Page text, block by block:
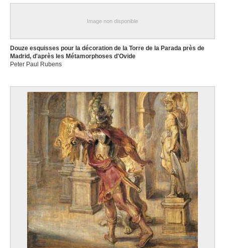
Image non disponible
Douze esquisses pour la décoration de la Torre de la Parada près de
Madrid, d'après les Métamorphoses d'Ovide
Peter Paul Rubens